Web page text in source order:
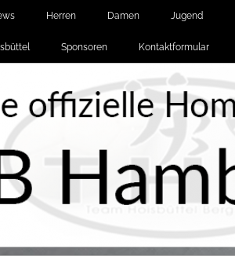
Herren Damen Jugend
Sponsoren Kontaktformular